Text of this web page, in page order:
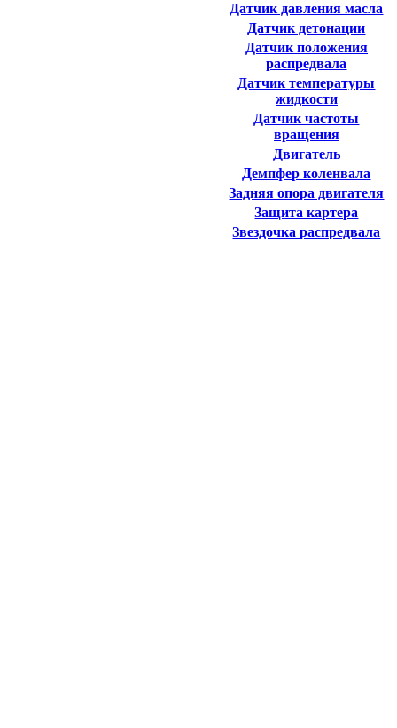
Датчик давления масла
Датчик детонации
Датчик положения
распредвала
Датчик температуры
жидкости
Датчик частоты
вращения
Двигатель
Демпфер коленвала
Задняя опора двигателя
Защита картера
Звездочка распредвала